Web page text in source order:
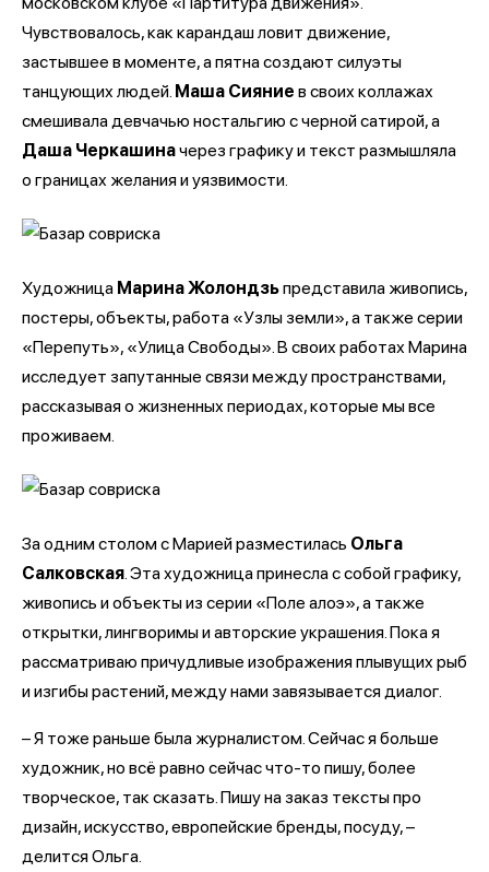
Чувствовалось, как карандаш ловит движение,
застывшее в моменте, а пятна создают силуэты
танцующих людей. Маша Сияние в своих коллажах
смешивала девчачью ностальгию с черной сатирой, а
Даша Черкашиначерез графику и текст размышляла
о границах желания и уязвимости.
Художница Марина Жолондзьпредставила живопись,
постеры, объекты, работа «Узлы земли», а также серии
«Перепуть», «Улица Свободы». В своих работах Марина
исследует запутанные связи между пространствами,
рассказывая о жизненных периодах, которые мы все
проживаем.
За одним столом с Марией разместилась Ольга
Салковская . Эта художница принесла с собой графику,
живопись и объекты из серии «Поле алоэ», а также
открытки, лингворимы и авторские украшения. Пока я
рассматриваю причудливые изображения плывущих рыб
и изгибы растений, между нами завязывается диалог.
– Я тоже раньше была журналистом. Сейчас я больше
художник, но всё равно сейчас что-то пишу, более
творческое, так сказать. Пишу на заказ тексты про
дизайн, искусство, европейские бренды, посуду, –
делится Ольга.